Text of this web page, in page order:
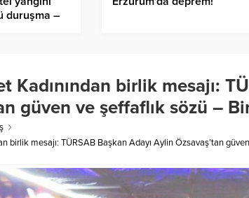
duruşma –
Kadınından birlik mesajı:
güven ve şeffaflık sözü –
birlik mesajı: TÜRSAB Başkan Adayı Aylin Özsavaş’tan